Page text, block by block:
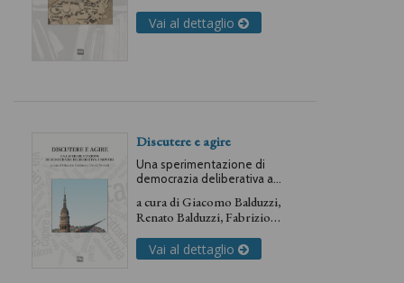
Vai al dettaglio
Discutere e agire
Una sperimentazione di
democrazia deliberativa a
a cura diGiacomo Balduzzi,
Renato Balduzzi,Fabrizio
Franzoni,Davide Servetti
Vai al dettaglio